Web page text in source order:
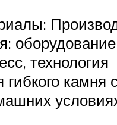
технология
гибкого камня